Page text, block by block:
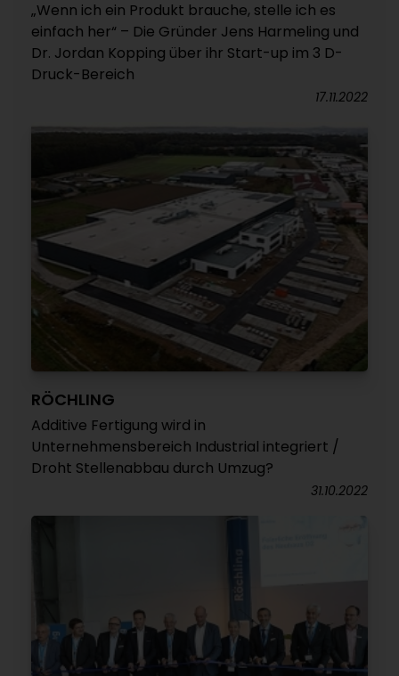
„Wenn ich ein Produkt brauche, stelle ich es
einfach her“ – Die Gründer Jens Harmeling und
Dr. Jordan Kopping über ihr Start-up im 3 D-
Druck-Bereich
17.11.2022
RÖCHLING
Additive Fertigung wird in
Unternehmensbereich Industrial integriert /
Droht Stellenabbau durch Umzug?
31.10.2022